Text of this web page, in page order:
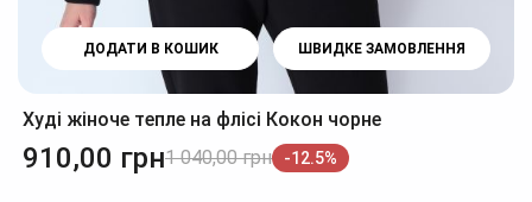
ДОДАТИ В КОШИК ШВИДКЕ ЗАМОВЛЕННЯ
Худі жіноче тепле на флісі Кокон чорне
910,00 грн1 040,00 грн -12.5%